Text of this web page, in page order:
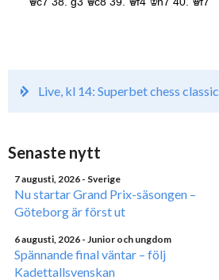
Live, kl 14: Superbet chess classic
Senaste nytt
7 augusti, 2026 - Sverige
Nu startar Grand Prix-säsongen –
Göteborg är först ut
6 augusti, 2026 - Junior och ungdom
Spännande final väntar – följ
Kadettallsvenskan